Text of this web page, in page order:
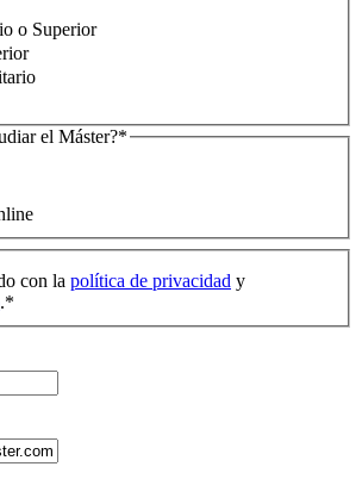
o Superior
el Máster?*
con la política de privacidad y
.*